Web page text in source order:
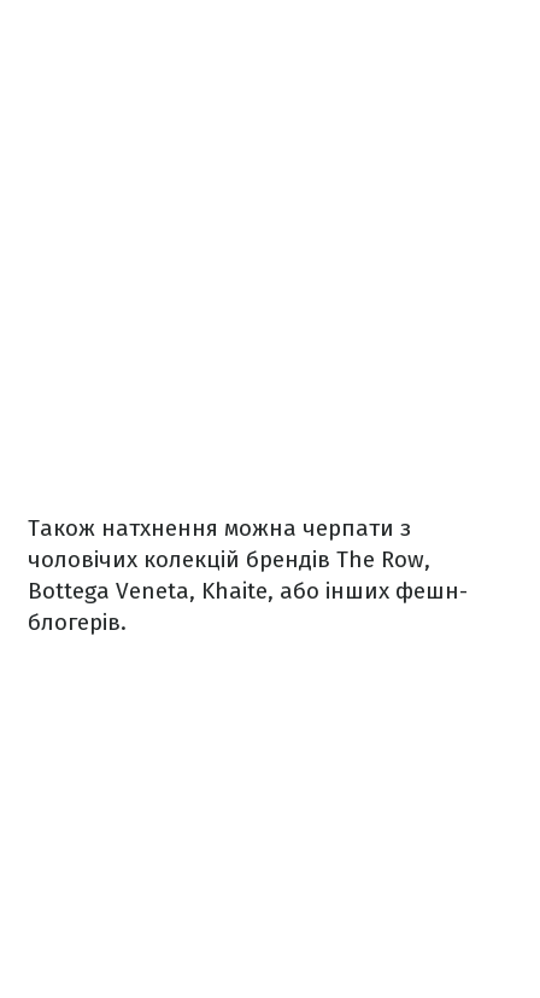
Також натхнення можна черпати з
чоловічих колекцій брендів The Row,
Bottega Veneta, Khaite, або інших фешн-
блогерів.